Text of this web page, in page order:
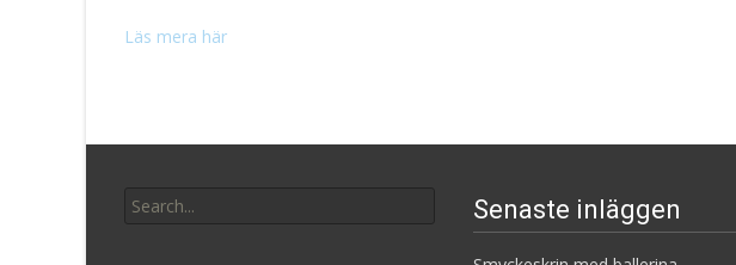
Läs mera här
for:
Senaste inläggen